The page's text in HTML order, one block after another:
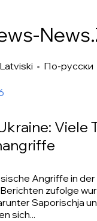
Latviski • По-русски
Viele
Angriffe in der
zufolge
Saporischja
sich...